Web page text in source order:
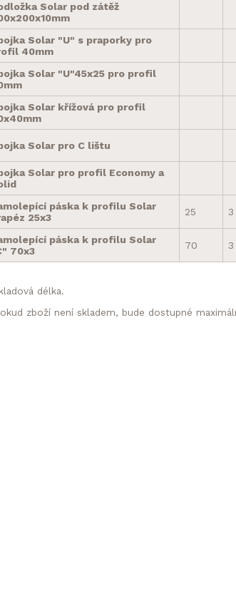
Solar pod zátěž
Solar "U" s praporky pro
40mm
Solar "U"45x25 pro profil
Solar křížová pro profil
Solar pro C lištu
Solar pro profil Economy a
páska k profilu Solar
25x3
25 3
páska k profilu Solar
70x3
70 3
délka.
zboží není skladem, bude dostupné